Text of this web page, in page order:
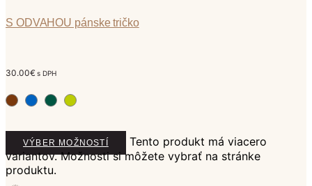
S ODVAHOU pánske tričko
30.00€ s DPH
VÝBER MOŽNOSTÍ
Tento produkt má viacero
variantov. Možnosti si môžete vybrať na stránke
produktu.